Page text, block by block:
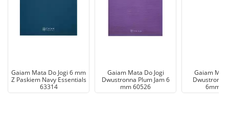
Gaiam Mata Do Jogi 6 mm
Z Paskiem Navy Essentials
63314
Gaiam Mata Do Jogi
Dwustronna Plum Jam 6
mm 60526
Gaiam
Dwustronna
6mm